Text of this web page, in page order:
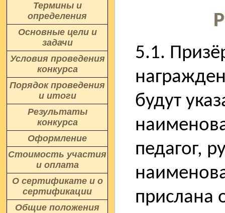
Термины и
определения
Основные цели и
задачи
Условия проведения
конкурса
Порядок проведения
и итоги
Результаты
конкурса
Оформление
Стоимость участия
и оплата
О сертификате и о
сертификации
Общие положения
5.1.
будут
педагог,
прислана